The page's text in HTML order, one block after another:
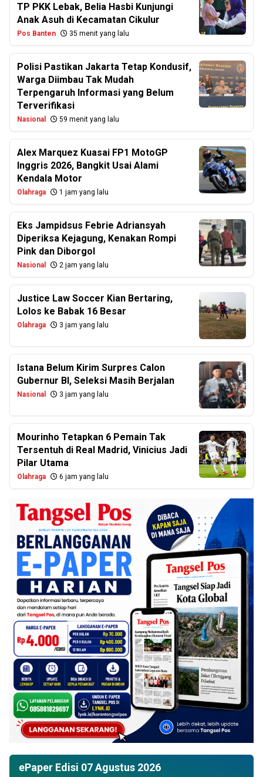
TP PKK Lebak, Belia Hasbi Kunjungi
Anak Asuh di Kecamatan Cikulur
Pos Banten 35 menit yang lalu
Polisi Pastikan Jakarta Tetap Kondusif,
Warga Diimbau Tak Mudah
Terpengaruh Informasi yang Belum
Terverifikasi
Nasional 59 menit yang lalu
Alex Marquez Kuasai FP1 MotoGP
Inggris 2026, Bangkit Usai Alami
Kendala Motor
Olahraga 1 jam yang lalu
Eks Jampidsus Febrie Adriansyah
Diperiksa Kejagung, Kenakan Rompi
Pink dan Diborgol
Nasional 2 jam yang lalu
Justice Law Soccer Kian Bertaring,
Lolos ke Babak 16 Besar
Olahraga 3 jam yang lalu
Istana Belum Kirim Surpres Calon
Gubernur BI, Seleksi Masih Berjalan
Nasional 3 jam yang lalu
Mourinho Tetapkan 6 Pemain Tak
Tersentuh di Real Madrid, Vinicius Jadi
Pilar Utama
Olahraga 6 jam yang lalu
ePaper Edisi 07 Agustus 2026